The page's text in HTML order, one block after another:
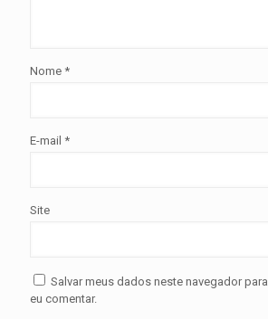
Nome *
E-mail *
Site
Salvar meus dados neste navegador
eu comentar.